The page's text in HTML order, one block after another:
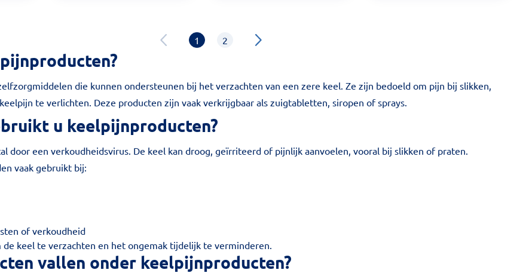
1 2
die kunnen ondersteunen bij het verzachten van een zere keel. Ze zijn bedoeld om pijn bij slikken,
te verlichten. Deze producten zijn vaak verkrijgbaar als zuigtabletten, siropen of sprays.
u keelpijnproducten?
door een verkoudheidsvirus. De keel kan droog, geïrriteerd of pijnlijk aanvoelen, vooral bij slikken of praten.
vaak gebruikt bij:
of verkoudheid
de keel te verzachten en het ongemak tijdelijk te verminderen.
vallen onder keelpijnproducten?